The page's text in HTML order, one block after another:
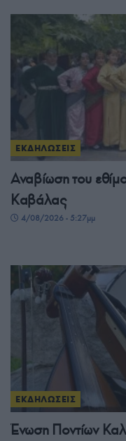
ΕΚΔΗΛΩΣΕΙΣ
Αναβίωση του
Καβάλας
4/08/2026 - 5:27μμ
ΕΚΔΗΛΩΣΕΙΣ
Ένωση Ποντίων